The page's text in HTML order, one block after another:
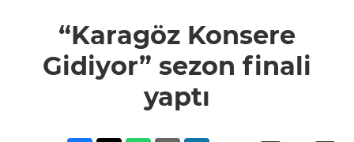
sezon
finali
“Karagöz Konsere
Gidiyor” sezon finali
yaptı